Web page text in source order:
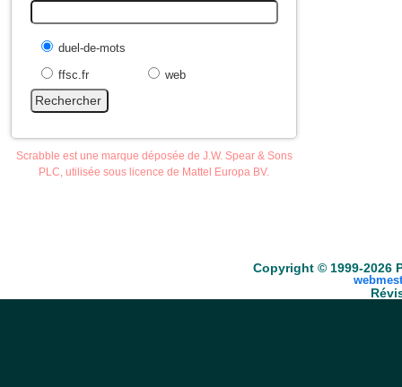
duel-de-mots
ffsc.fr
web
Scrabble est une marque déposée de J.W. Spear & Sons
PLC, utilisée sous licence de Mattel Europa BV.
Copyright © 1999-2026